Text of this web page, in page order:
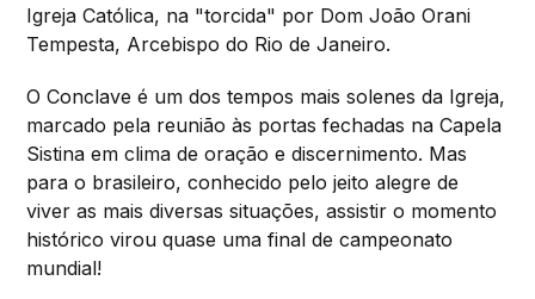
Igreja Católica, na "torcida" por Dom João Orani
Tempesta, Arcebispo do Rio de Janeiro.
O Conclave é um dos tempos mais solenes da Igreja,
marcado pela reunião às portas fechadas na Capela
Sistina em clima de oração e discernimento. Mas
para o brasileiro, conhecido pelo jeito alegre de
viver as mais diversas situações, assistir o momento
histórico virou quase uma final de campeonato
mundial!